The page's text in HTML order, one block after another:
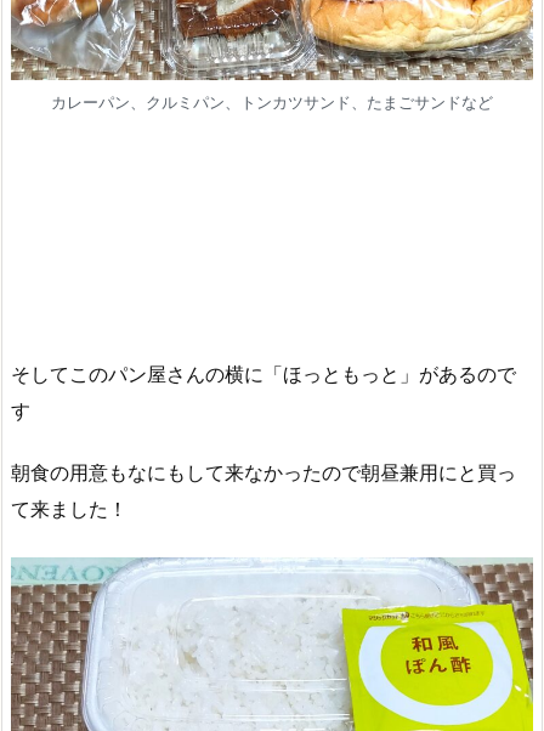
カレーパン、クルミパン、トンカツサンド、たまごサンドなど
そしてこのパン屋さんの横に「ほっともっと」があるので
す
朝食の用意もなにもして来なかったので朝昼兼用にと買っ
て来ました！